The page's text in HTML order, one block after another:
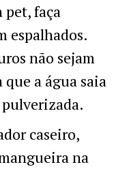
pet, faça
espalhados.
não sejam
a água saia
caseiro,
na